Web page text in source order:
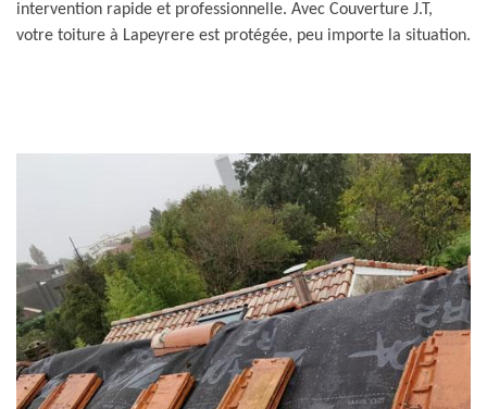
intervention rapide et professionnelle. Avec Couverture J.T,
votre toiture à Lapeyrere est protégée, peu importe la situation.